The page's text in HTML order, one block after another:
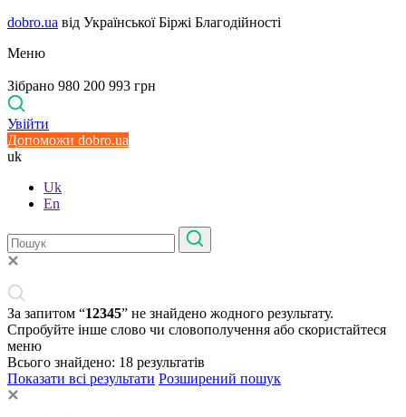
dobro.ua від Української Біржі Благодійності
Меню
Зібрано 980 200 993 грн
Увійти
Допоможи dobro.ua
uk
Uk
En
За запитом “12345” не знайдено жодного результату.
Спробуйте інше слово чи словополучення або скористайтеся
меню
Всього знайдено: 18 результатів
Показати всі результати Розширений пошук